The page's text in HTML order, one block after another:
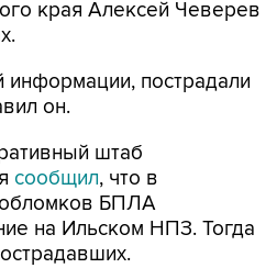
края Алексей Чеверев
пострадали
он.
штаб
сообщил, что в
обломков БПЛА
на Ильском НПЗ. Тогда